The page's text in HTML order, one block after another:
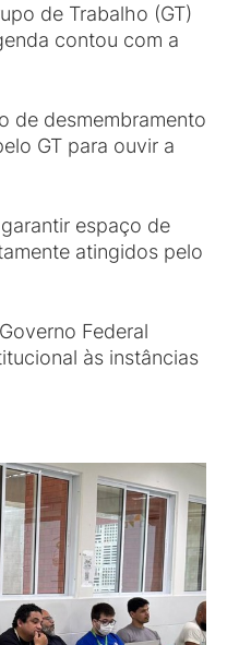
de Trabalho (GT)
contou com a
de desmembramento
GT para ouvir a
espaço de
atingidos pelo
Federal
às instâncias